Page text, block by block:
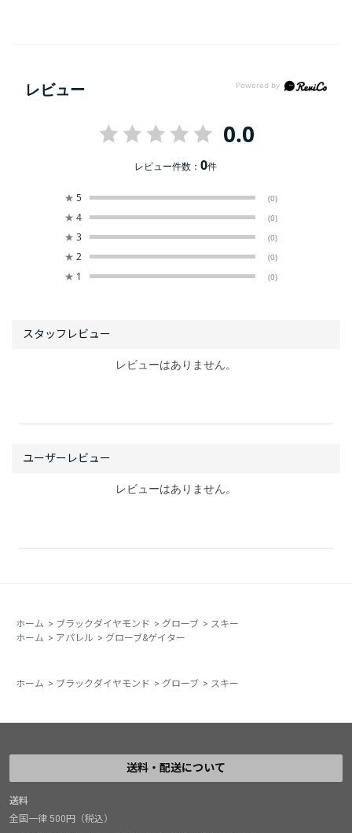
レビュー
0.0
レビュー件数：0件
★ 5 (0)
★ 4 (0)
★ 3 (0)
★ 2 (0)
★ 1 (0)
レビューはありません。
レビューはありません。
ホーム > ブラックダイヤモンド > グローブ > スキー
ホーム > アパレル > グローブ&ゲイター
ホーム > ブラックダイヤモンド > グローブ > スキー
送料・配送について
送料
全国一律 500円（税込）